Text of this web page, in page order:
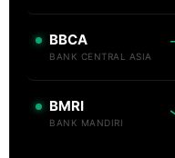
BBCA
BANK CENTRAL ASIA
BMRI
BANK MANDIRI